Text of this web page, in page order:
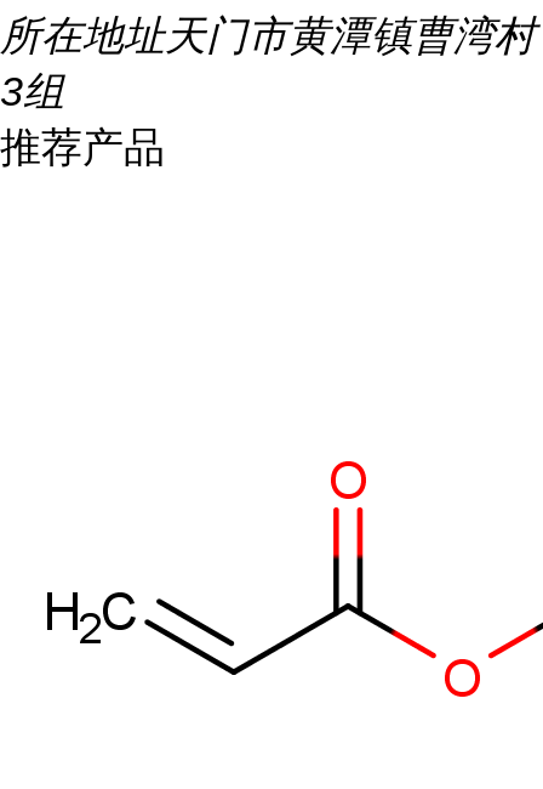
所在地址天门市黄潭镇曹湾村
3组
推荐产品